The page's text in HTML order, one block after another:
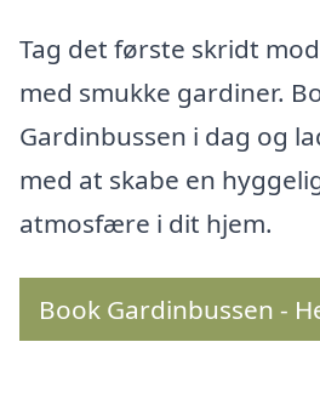
Tag det første skridt
med smukke gardiner.
Gardinbussen i dag og
med at skabe en
atmosfære i dit hjem.
Book Gardinbussen -